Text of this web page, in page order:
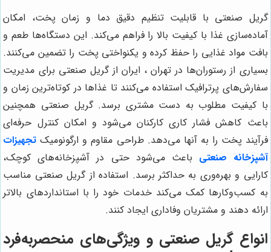
گریل صنعتی با قابلیت تنظیم دقیق دما و زمان پخت، امکان
آماده‌سازی غذا با کیفیت بالا را فراهم می‌کند. این دستگاه‌ها طعم و
بافت مواد غذایی را حفظ کرده و یکنواختی پخت را تضمین می‌کنند.
بسیاری از رستوران‌ها در تهران ، ایران از گریل صنعتی برای مدیریت
سفارش‌های پرترافیک استفاده می‌کنند تا غذاها در کوتاه‌ترین زمان و
با کیفیت مطلوب به دست مشتری برسد. گریل صنعتی همچنین
باعث کاهش فشار کاری کارکنان می‌شود و امکان کنترل حرفه‌ای
فرآیند پخت را به آنها می‌دهد. طراحی مقاوم و ارگونومیک تجهیزات
آشپزخانه صنعتی باعث می‌شود حتی در آشپزخانه‌های کوچک،
کارایی و بهره‌وری به حداکثر برسد. استفاده از گریل صنعتی مناسب
به کسب‌وکارها کمک می‌کند خدمات خود را با استانداردهای بالاتر
ارائه دهند و مشتریان وفاداری ایجاد کنند.
انواع گریل صنعتی و ویژگی‌های منحصربه‌فرد